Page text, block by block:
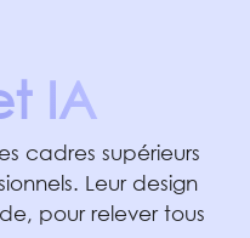
IA
cadres supérieurs
Leur design
pour relever tous